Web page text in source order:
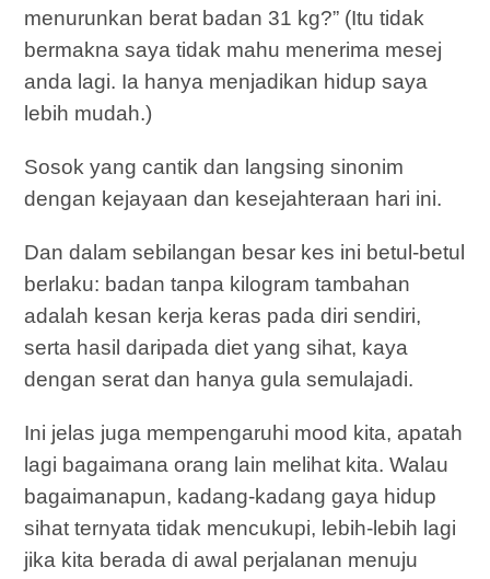
menurunkan berat badan 31 kg?” (Itu tidak
bermakna saya tidak mahu menerima mesej
anda lagi. Ia hanya menjadikan hidup saya
lebih mudah.)
Sosok yang cantik dan langsing sinonim
dengan kejayaan dan kesejahteraan hari ini.
Dan dalam sebilangan besar kes ini betul-betul
berlaku: badan tanpa kilogram tambahan
adalah kesan kerja keras pada diri sendiri,
serta hasil daripada diet yang sihat, kaya
dengan serat dan hanya gula semulajadi.
Ini jelas juga mempengaruhi mood kita, apatah
lagi bagaimana orang lain melihat kita. Walau
bagaimanapun, kadang-kadang gaya hidup
sihat ternyata tidak mencukupi, lebih-lebih lagi
jika kita berada di awal perjalanan menuju